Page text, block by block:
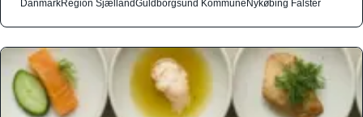
DanmarkRegion SjællandGuldborgsund KommuneNykøbing Falster